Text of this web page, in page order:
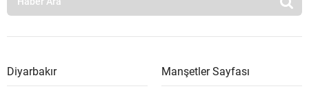
Diyarbakır Manşetler Sayfası